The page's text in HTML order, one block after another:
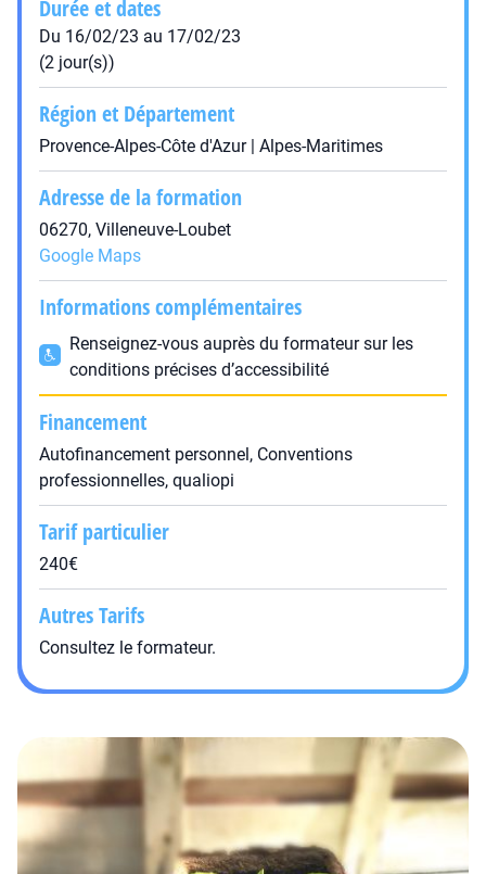
Durée et dates
Du 16/02/23 au 17/02/23
(2 jour(s))
Région et Département
Provence-Alpes-Côte d'Azur | Alpes-Maritimes
Adresse de la formation
06270, Villeneuve-Loubet
Google Maps
Informations complémentaires
Renseignez-vous auprès du formateur sur les
conditions précises d’accessibilité
Financement
Autofinancement personnel, Conventions
professionnelles, qualiopi
Tarif particulier
240€
Autres Tarifs
Consultez le formateur.